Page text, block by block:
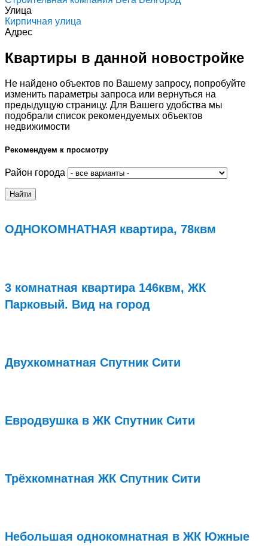
Улица
Кирпичная улица
Адрес
Квартиры в данной новостройке
Не найдено объектов по Вашему запросу, попробуйте
изменить параметры запроса или вернуться на
предыдущую страницу. Для Вашего удобства мы
подобрали список рекомендуемых объектов
недвижимости
Рекомендуем к просмотру
Район города
ОДНОКОМНАТНАЯ квартира, 78квм
3 комнатная квартира 146квм, ЖК
Парковый. Вид на город
Двухкомнатная Спутник Сити
Евродвушка в ЖК Спутник Сити
Трёхкомнатная ЖК Спутник Сити
Небольшая однокомнатная в ЖК Южные